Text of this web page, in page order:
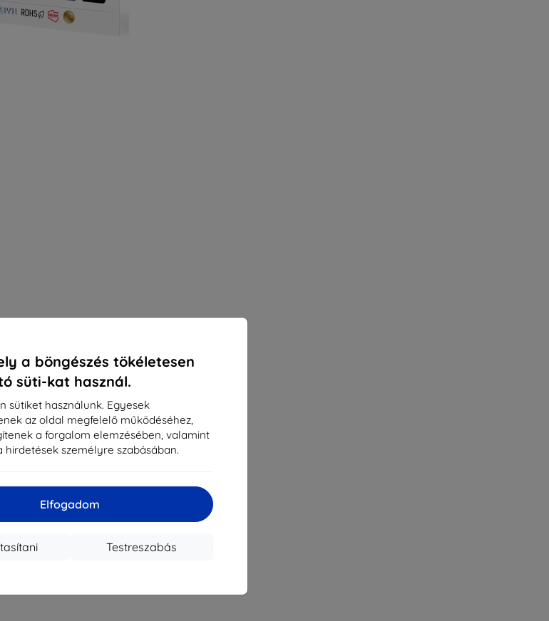
a böngészés tökéletesen
süti-kat használ.
sütiket használunk. Egyesek
az oldal megfelelő működéséhez,
a forgalom elemzésében, valamint
hirdetések személyre szabásában.
Elfogadom
Testreszabás